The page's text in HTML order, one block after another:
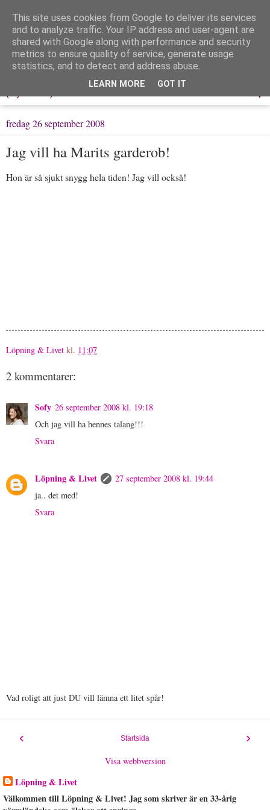
Löpning & Livet
Mitt liv, mina tankar & min träning
▼
fredag 26 september 2008
Jag vill ha Marits garderob!
Hon är så sjukt snygg hela tiden! Jag vill också!
Löpning & Livet kl. 11:07
2 kommentarer:
Sofy 26 september 2008 kl. 19:18
Och jag vill ha hennes talang!!!
Svara
Löpning & Livet
27 september 2008 kl. 19:44
ja.. det med!
Svara
Vad roligt att just DU vill lämna ett litet spår!
‹ ›
Startsida
Visa webbversion
Löpning & Livet
Välkommen till Löpning & Livet! Jag som skriver är en 33-årig
This site uses cookies from Google to deliver its services
and to analyze traffic. Your IP address and user-agent are
shared with Google along with performance and security
metrics to ensure quality of service, generate usage
statistics, and to detect and address abuse.
LEARN MORE GOT IT